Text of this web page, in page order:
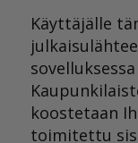
Käyttäjälle
koostetaan
toimitettu